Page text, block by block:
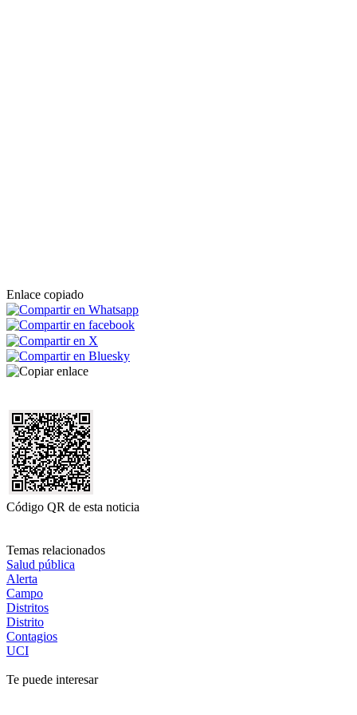
Enlace copiado
Código QR de esta noticia
Temas relacionados
Salud pública
Alerta
Campo
Distritos
Distrito
Contagios
UCI
Te puede interesar